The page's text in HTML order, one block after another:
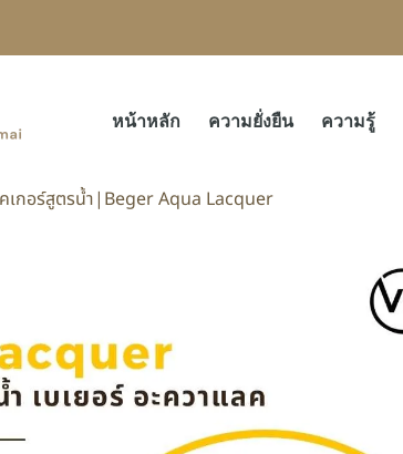
หน้าหลัก ความยั่งยืน ความรู้
คเกอร์สูตรน้ำ|Beger Aqua Lacquer